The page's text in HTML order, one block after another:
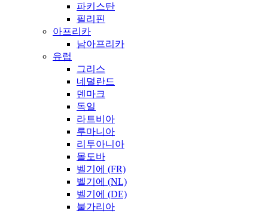
파키스탄
필리핀
아프리카
남아프리카
유럽
그리스
네덜란드
덴마크
독일
라트비아
루마니아
리투아니아
몰도바
벨기에 (FR)
벨기에 (NL)
벨기에 (DE)
불가리아